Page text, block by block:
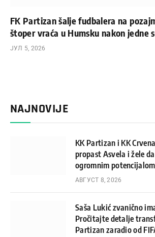
FK Partizan šalje fudbalera na
štoper vraća u Humsku nakon jedne
ЈУЛ 5, 2026
NAJNOVIJE
KK Partizan i KK
propast Asvela i žele
ogromnim
АВГУСТ 8, 2026
Saša Lukić zvanično
Pročitajte detalje
Partizan zaradio od